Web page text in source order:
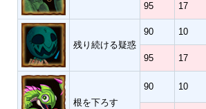
95 17
残り続ける疑惑
90 10
95 17
根を下ろす
90 10